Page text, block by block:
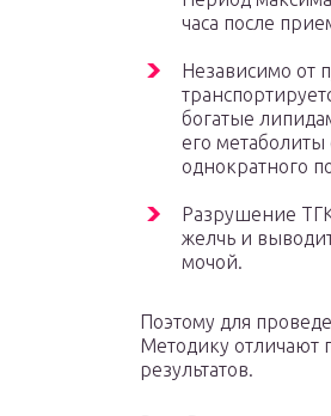
часа после
Независимо от
богатые
его метаболиты
однократного
Разрушение ТГК
желчь и
мочой.
Поэтому для
Методику отличают
результатов.